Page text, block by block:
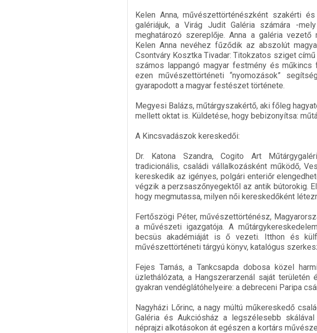
Kelen Anna, művészettörténészként szakérti
galériájuk, a Virág Judit Galéria számára -
meghatározó szereplője. Anna a galéria
Kelen Anna nevéhez fűződik az abszolút
Csontváry Kosztka Tivadar: Titokzatos sziget
számos lappangó magyar festmény és
ezen művészettörténeti “nyomozások”
gyarapodott a magyar festészet története.
Megyesi Balázs, műtárgyszakértő, aki főleg
mellett oktat is. Küldetése, hogy bebizonyítsa:
A Kincsvadászok kereskedői:
Dr. Katona Szandra, Cogito Art
tradicionális, családi vállalkozásként működő,
kereskedik az igényes, polgári enteriőr
végzik a perzsaszőnyegektől az antik bútorokig.
hogy megmutassa, milyen női kereskedőként
Fertőszögi Péter, művészettörténész,
a művészeti igazgatója. A
becsüs akadémiáját is ő vezeti. Itthon és
művészettörténeti tárgyú könyv, katalógus
Fejes Tamás, a Tankcsapda dobosa közel
üzlethálózata, a Hangszerarzenál saját
gyakran vendéglátóhelyeire: a debreceni Paripa
Nagyházi Lőrinc, a nagy múltú műkereskedő
Galéria és Aukciósház a legszélesebb
néprajzi alkotásokon át egészen a kortárs